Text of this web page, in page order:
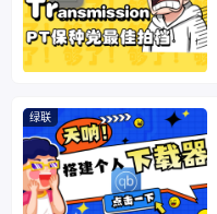
绿联